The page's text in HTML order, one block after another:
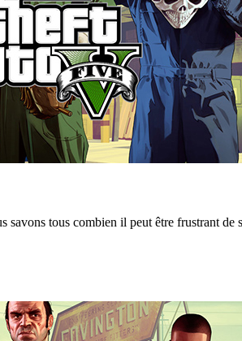
tous combien il peut être frustrant